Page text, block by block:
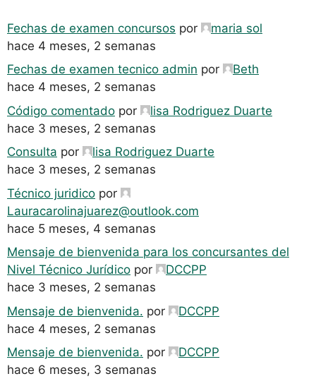
Fechas de examen concursos por
maria sol
hace 4 meses, 2 semanas
Fechas de examen tecnico admin por
Beth
hace 4 meses, 2 semanas
Código comentado por
lisa Rodriguez Duarte
hace 3 meses, 2 semanas
Consulta por
lisa Rodriguez Duarte
hace 3 meses, 2 semanas
Técnico juridico por
Lauracarolinajuarez@outlook.com
hace 5 meses, 4 semanas
Mensaje de bienvenida para los concursantes del
Nivel Técnico Jurídico por
DCCPP
hace 3 meses, 2 semanas
Mensaje de bienvenida. por
DCCPP
hace 4 meses, 2 semanas
Mensaje de bienvenida. por
DCCPP
hace 6 meses, 3 semanas